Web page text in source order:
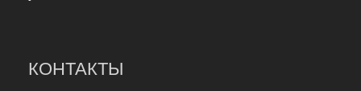
КОНТАКТЫ